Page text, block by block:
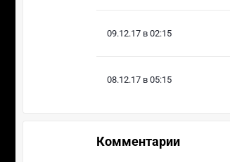
09.12.17 в 02:15
08.12.17 в 05:15
Комментарии